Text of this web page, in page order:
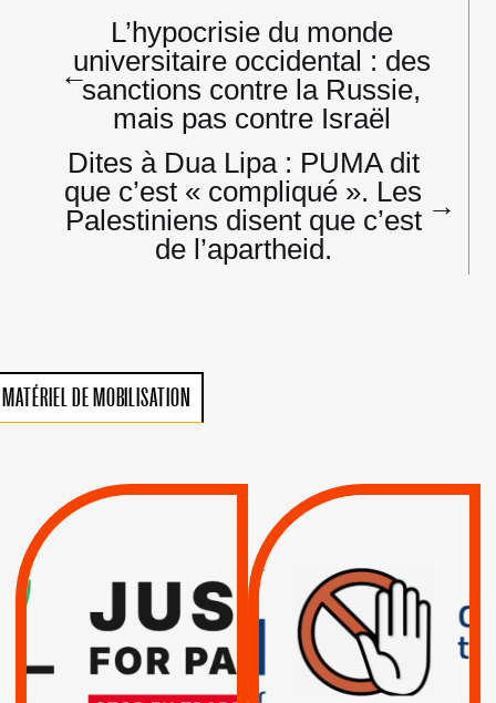
Navigation
l’article
←
L’hypocrisie du monde
universitaire occidental : des
sanctions contre la Russie,
mais pas contre Israël
Dites à Dua Lipa : PUMA dit
que c’est « compliqué ». Les
Palestiniens disent que c’est
de l’apartheid.
→
MATÉRIEL DE MOBILISATION
VIOLATIONS DES
SUSPENSION
TOTALE DE
L’ACCORD
RESPECT DU DROIT
INTERNATIONAL ?
TRUMP, MACRON :
MÊME COMBAT
| Actus |